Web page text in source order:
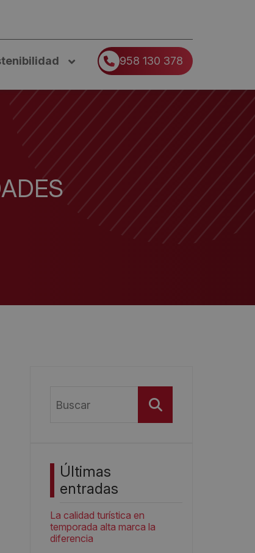
958 130 378
Buscar
Últimas
entradas
La calidad turística en
temporada alta marca la
diferencia